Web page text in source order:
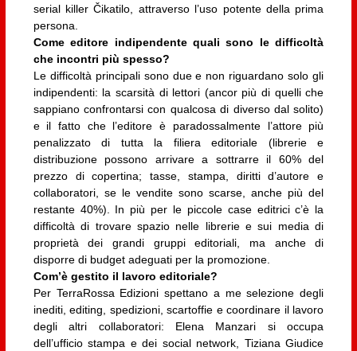
serial killer Čikatilo, attraverso l’uso potente della prima
persona.
Come editore indipendente quali sono le difficoltà
che incontri più spesso?
Le difficoltà principali sono due e non riguardano solo gli
indipendenti: la scarsità di lettori (ancor più di quelli che
sappiano confrontarsi con qualcosa di diverso dal solito)
e il fatto che l’editore è paradossalmente l’attore più
penalizzato di tutta la filiera editoriale (librerie e
distribuzione possono arrivare a sottrarre il 60% del
prezzo di copertina; tasse, stampa, diritti d’autore e
collaboratori, se le vendite sono scarse, anche più del
restante 40%). In più per le piccole case editrici c’è la
difficoltà di trovare spazio nelle librerie e sui media di
proprietà dei grandi gruppi editoriali, ma anche di
disporre di budget adeguati per la promozione.
Com’è gestito il lavoro editoriale?
Per TerraRossa Edizioni spettano a me selezione degli
inediti, editing, spedizioni, scartoffie e coordinare il lavoro
degli altri collaboratori: Elena Manzari si occupa
dell’ufficio stampa e dei social network, Tiziana Giudice